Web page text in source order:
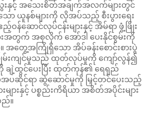
င့် အသေးစိတ်အချက်အလက်များတွင်
ယူနစ်များကို လိုအပ်သည့် စီးပွားရေး
ည့်ဝန်ဆောင်လုပ်ငန်းများနှင့် အိမ်ရာ ဖွံ့ဖြိုး
ားအတွက် အစုလိုက် အော်ဒါ ပေးနိုင်စွမ်းကို
အတွေ့အကြုံရှိသော အိပ်ခန်းစောင်းစားပွဲ
ကျင်မှုသည် ထုတ်လုပ်မှုကို ကျော်လွန်၍
ကို ချဲ့ထွင်ပေးပြီး ထုတ်ကုန်၏ ရေရှည်
ဆိုင်ရာ ဆွဲဆောင်မှုကို မြှင့်တင်ပေးသည့်
ျားနှင့် ပစ္စည်းကိရိယာ အစိတ်အပိုင်းများ
။